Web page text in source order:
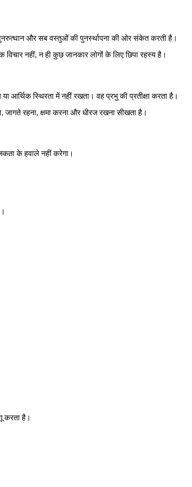
और सब वस्तुओं की पुनर्स्थापना की ओर संकेत करती है।
विचार नहीं, न ही कुछ जानकार लोगों के लिए छिपा रहस्य है।
आर्थिक स्थिरता में नहीं रखता। वह प्रभु की प्रतीक्षा करता है।
जागते रहना, क्षमा करना और धीरज रखना सीखता है।
के हवाले नहीं करेगा।
करता है।